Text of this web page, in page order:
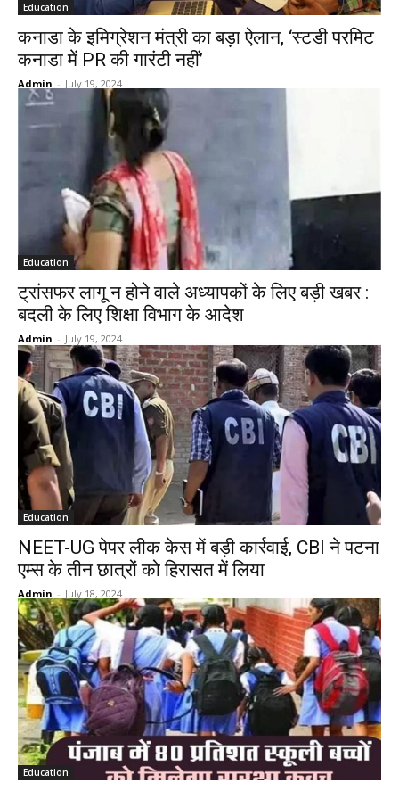
Education
कनाडा के इमिग्रेशन मंत्री का बड़ा ऐलान, ‘स्टडी परमिट
कनाडा में PR की गारंटी नहीं’
Admin - July 19, 2024
Education
ट्रांसफर लागू न होने वाले अध्यापकों के लिए बड़ी खबर :
बदली के लिए शिक्षा विभाग के आदेश
Admin - July 19, 2024
Education
NEET-UG पेपर लीक केस में बड़ी कार्रवाई, CBI ने पटना
एम्स के तीन छात्रों को हिरासत में लिया
Admin - July 18, 2024
Education